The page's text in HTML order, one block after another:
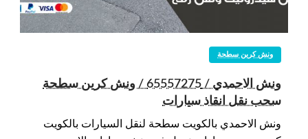
ونش كرين سطحة
ونش الاحمدي / 65557275 / ونش كرين سطحة
سحب نقل انقاذ سيارات
ونش الاحمدي بالكويت سطحة لنقل السيارات بالكويت